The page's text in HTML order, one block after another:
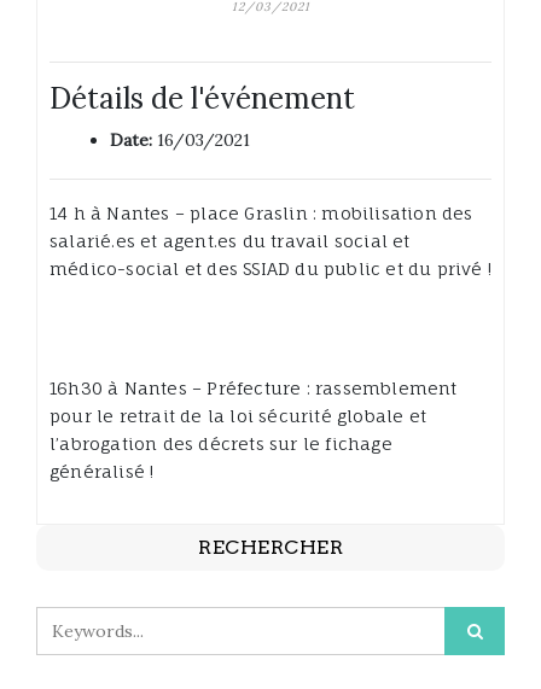
12/03/2021
Détails de l'événement
Date: 16/03/2021
14 h à Nantes – place Graslin : mobilisation des
salarié.es et agent.es du travail social et
médico-social et des SSIAD du public et du privé !
16h30 à Nantes – Préfecture : rassemblement
pour le retrait de la loi sécurité globale et
l’abrogation des décrets sur le fichage
généralisé !
RECHERCHER